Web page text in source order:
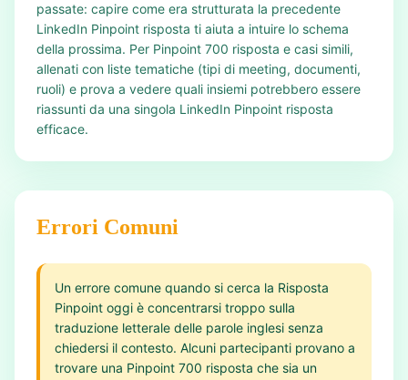
passate: capire come era strutturata la precedente
LinkedIn Pinpoint risposta ti aiuta a intuire lo schema
della prossima. Per Pinpoint 700 risposta e casi simili,
allenati con liste tematiche (tipi di meeting, documenti,
ruoli) e prova a vedere quali insiemi potrebbero essere
riassunti da una singola LinkedIn Pinpoint risposta
efficace.
Errori Comuni
Un errore comune quando si cerca la Risposta
Pinpoint oggi è concentrarsi troppo sulla
traduzione letterale delle parole inglesi senza
chiedersi il contesto. Alcuni partecipanti provano a
trovare una Pinpoint 700 risposta che sia un